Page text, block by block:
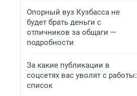
Опорный вуз Кузбасса не
будет брать деньги с
отличников за общаги —
подробности
За какие публикации в
соцсетях вас уволят с работы:
список